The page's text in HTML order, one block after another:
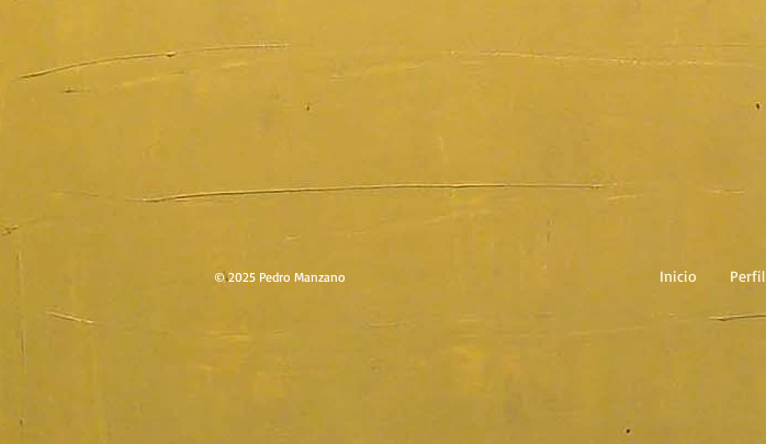
© 2025 Pedro Manzano Inicio Perfil